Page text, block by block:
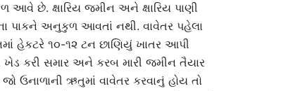
આવે છે. ક્ષારિય જમીન અને ક્ષારિય પાણી
પાકને અનુકુળ આવતાં નથી. વાવેતર પહેલા
હેકટરે ૧૦-૧૨ ટન છાણિયું ખાતર આપી
ખેડ કરી સમાર અને કરબ મારી જમીન તૈયાર
જો ઉનાળાની ઋતુમાં વાવેતર કરવાનું હોય તો